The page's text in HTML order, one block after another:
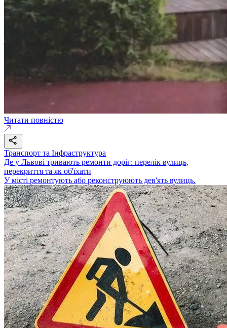
Читати повністю
Транспорт та Інфраструктура
Де у Львові тривають ремонти доріг: перелік вулиць,
перекриття та як об'їхати
У місті ремонтують або реконструюють дев'ять вулиць.